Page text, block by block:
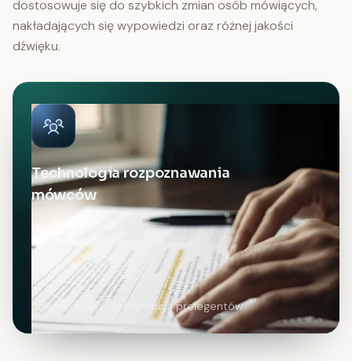
dostosowuje się do szybkich zmian osób mówiących,
nakładających się wypowiedzi oraz różnej jakości
dźwięku.
Technologia rozpoznawania
mówców
Nielimitowana identyfikacja prelegentów